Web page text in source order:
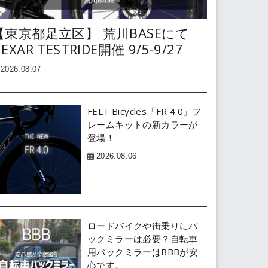
東京都足立区】 荒川BASEにて
TESTRIDE開催 9/5-9/27
2026.08.07
FELT Bicycles「FR 4.0」フ
レームキットの新カラーが
登場！
2026.08.06
ロードバイクや街乗りにバ
ックミラーは必要？自転車
用バックミラーはBBBが安
心です。